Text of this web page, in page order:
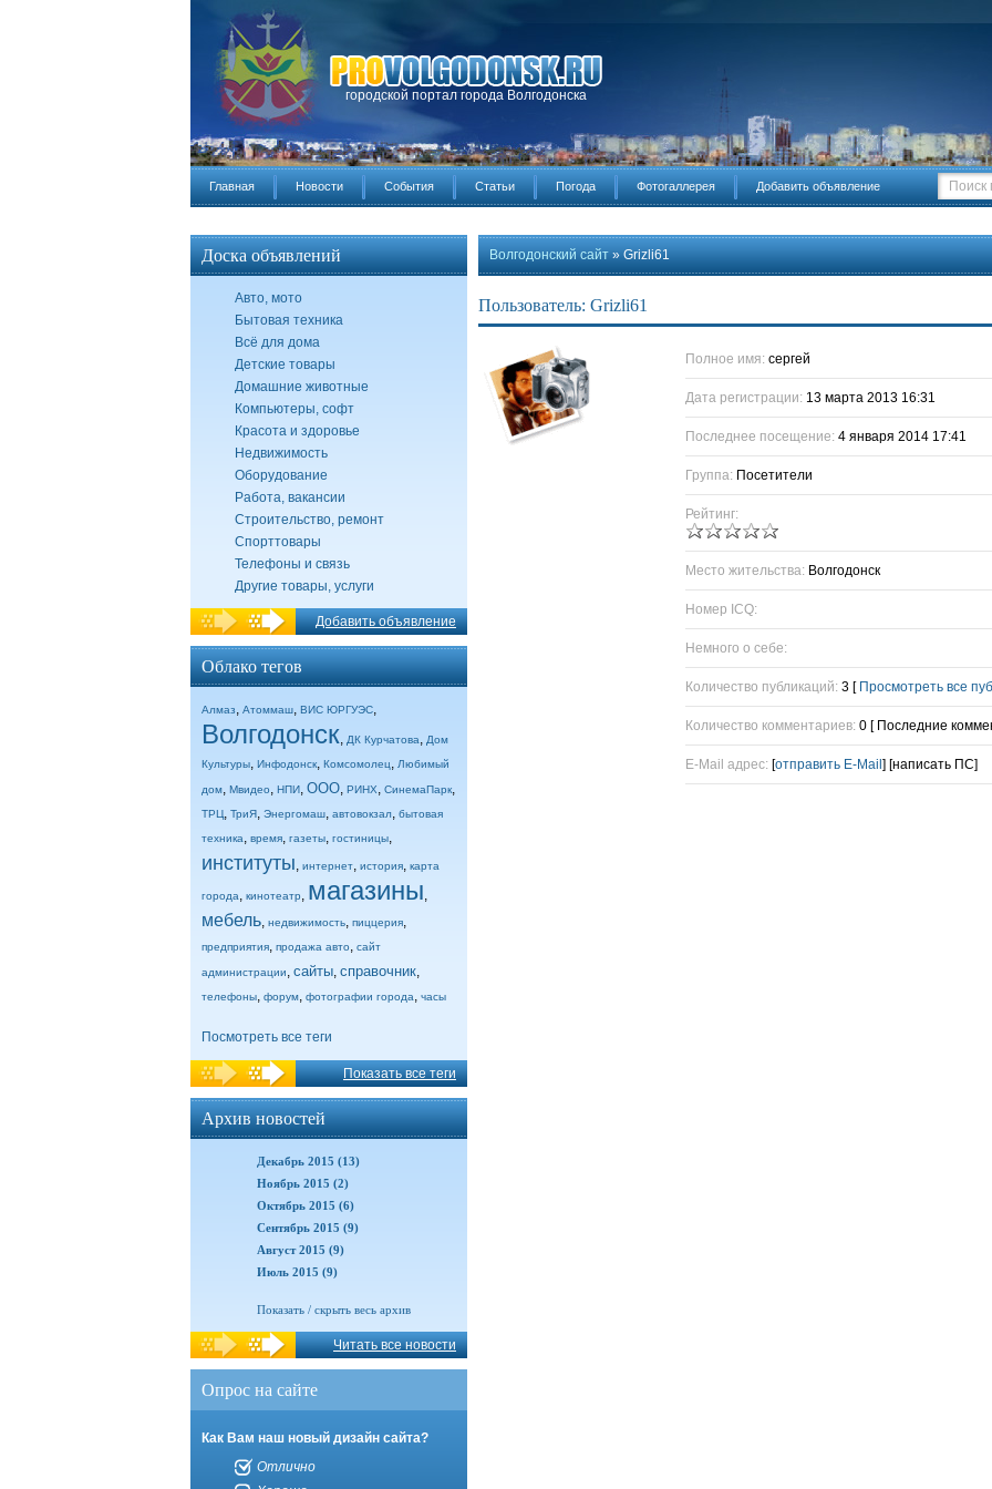
городской портал города Волгодонска
Главная Новости События Статьи Погода Фотогаллерея Добавить объявление
Доска объявлений
Авто, мото
Бытовая техника
Всё для дома
Детские товары
Домашние животные
Компьютеры, софт
Красота и здоровье
Недвижимость
Оборудование
Работа, вакансии
Строительство, ремонт
Спорттовары
Телефоны и связь
Другие товары, услуги
Добавить объявление
Облако тегов
Алмаз, Атоммаш, ВИС ЮРГУЭС,
Волгодонск, ДК Курчатова, Дом
Культуры, Инфодонск, Комсомолец, Любимый
дом, Мвидео, НПИ, ООО, РИНХ, СинемаПарк,
ТРЦ, ТриЯ, Энергомаш, автовокзал, бытовая
техника, время, газеты, гостиницы,
институты, интернет, история, карта
города, кинотеатр, магазины,
мебель, недвижимость, пиццерия,
предприятия, продажа авто, сайт
администрации, сайты, справочник,
телефоны, форум, фотографии города, часы
Посмотреть все теги
Показать все теги
Архив новостей
Декабрь 2015 (13)
Ноябрь 2015 (2)
Октябрь 2015 (6)
Сентябрь 2015 (9)
Август 2015 (9)
Июль 2015 (9)
Показать / скрыть весь архив
Читать все новости
Опрос на сайте
Как Вам наш новый дизайн сайта?
Отлично
Волгодонский сайт » Grizli61
Пользователь: Grizli61
Полное имя: сергей
Дата регистрации: 13 марта 2013 16:31
Последнее посещение: 4 января 2014 17:41
Группа: Посетители
Рейтинг:
Место жительства: Волгодонск
Номер ICQ:
Немного о себе:
Количество публикаций: 3 [ Просмотреть все
Количество комментариев: 0 [ Последние
E-Mail адрес: [отправить E-Mail ] [написать ПС]